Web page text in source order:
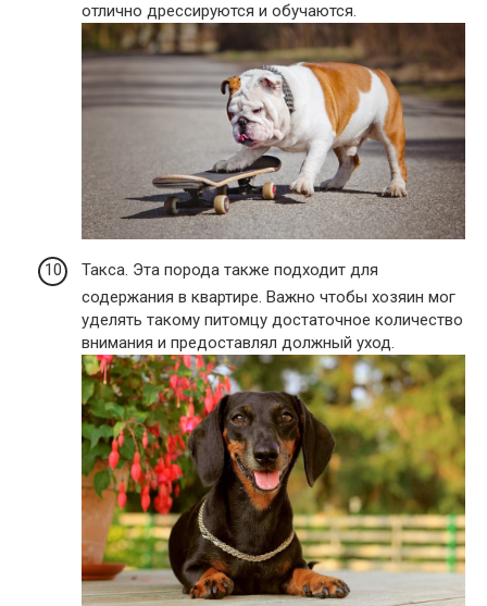
отлично дрессируются и обучаются.
Такса. Эта порода также подходит для
содержания в квартире. Важно чтобы хозяин мог
уделять такому питомцу достаточное количество
внимания и предоставлял должный уход.